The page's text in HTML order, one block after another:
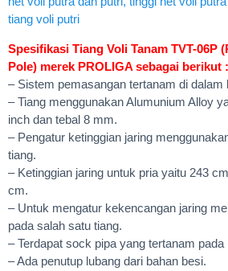
Spesifikasi Tiang Voli Tanam TVT-06P
Pole) merek PROLIGA sebagai berikut :
– Sistem pemasangan tertanam di dalam
– Tiang menggunakan Alumunium Alloy
inch dan tebal 8 mm.
– Pengatur ketinggian jaring
tiang.
– Ketinggian jaring untuk pria yaitu 243
cm.
– Untuk mengatur kekencangan jaring
pada salah satu tiang.
– Terdapat sock pipa yang tertanam
– Ada penutup lubang dari bahan besi.